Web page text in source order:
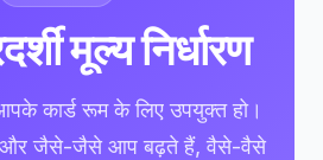
मूल्य निर्धारण
कार्ड रूम के लिए उपयुक्त हो।
जैसे-जैसे आप बढ़ते हैं, वैसे-वैसे